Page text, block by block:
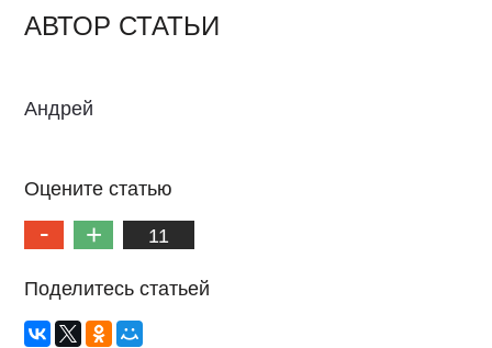
АВТОР СТАТЬИ
Андрей
Оцените статью
11
Поделитесь статьей